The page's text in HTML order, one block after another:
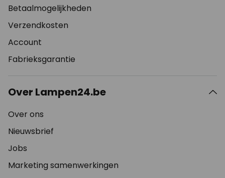
Betaalmogelijkheden
Verzendkosten
Account
Fabrieksgarantie
Over Lampen24.be
Over ons
Nieuwsbrief
Jobs
Marketing samenwerkingen